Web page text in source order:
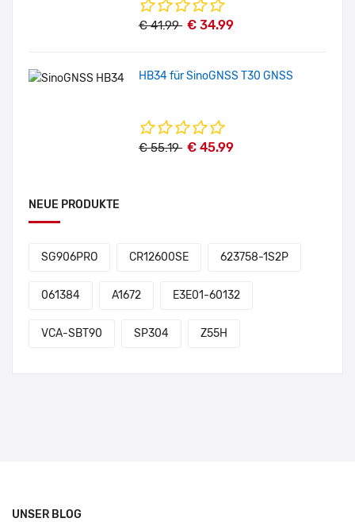
€ 41.99 € 34.99
HB34 für SinoGNSS T30 GNSS
€ 55.19 € 45.99
NEUE PRODUKTE
SG906PRO CR12600SE 623758-1S2P
061384 A1672 E3E01-60132
VCA-SBT90 SP304 Z55H
UNSER BLOG